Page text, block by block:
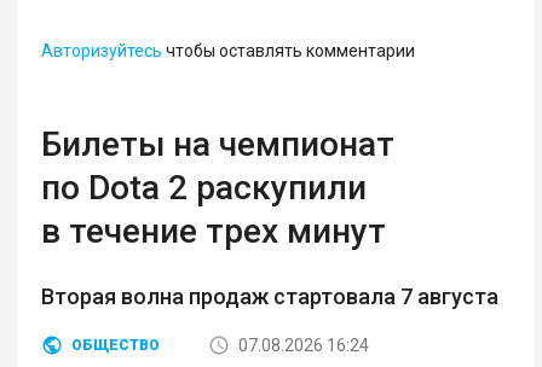
Авторизуйтесь чтобы оставлять комментарии
Билеты на чемпионат
по Dota 2 раскупили
в течение трех минут
Вторая волна продаж стартовала 7 августа
ОБЩЕСТВО
07.08.2026 16:24